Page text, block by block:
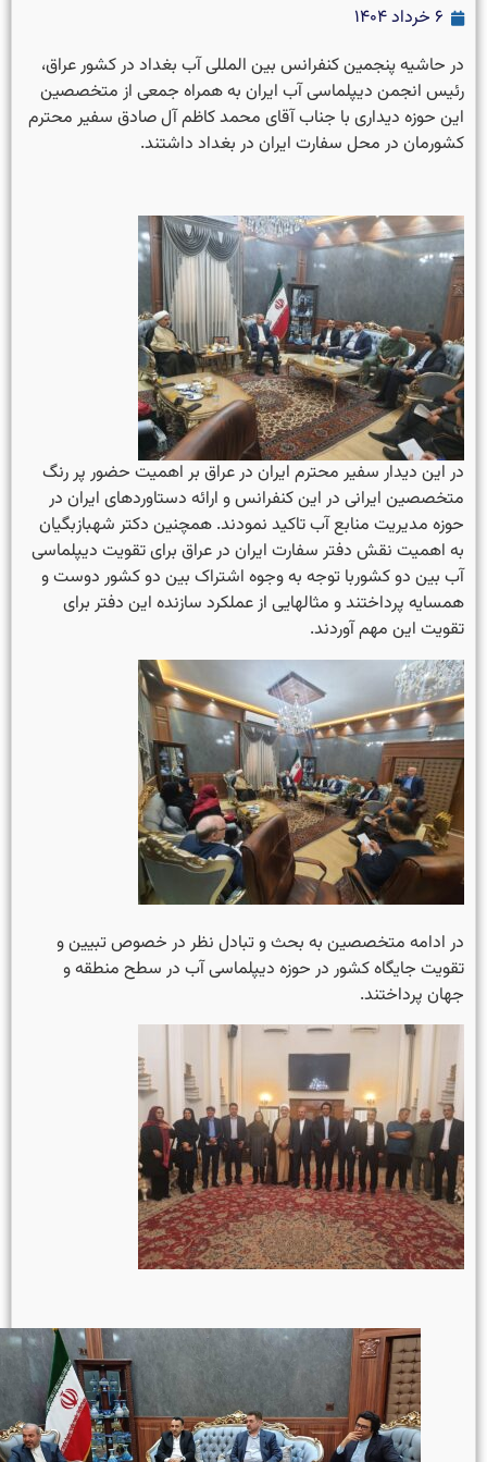
۶ خرداد ۱۴۰۴
در حاشیه پنجمین کنفرانس بین المللی آب بغداد در کشور عراق،
رئیس انجمن دیپلماسی آب ایران به همراه جمعی از متخصصین
این حوزه دیداری با جناب آقای محمد کاظم آل صادق سفیر محترم
کشورمان در محل سفارت ایران در بغداد داشتند.
در این دیدار سفیر محترم ایران در عراق بر اهمیت حضور پر رنگ‌
متخصصین ایرانی در این کنفرانس و ارائه دستاوردهای ایران در
حوزه مدیریت منابع آب تاکید نمودند. همچنین دکتر شهبازبگیان
به اهمیت نقش دفتر سفارت ایران در عراق برای تقویت دیپلماسی
آب بین دو کشوربا توجه به وجوه اشتراک بین دو کشور دوست و
همسایه پرداختند و مثالهایی از عملکرد سازنده این دفتر برای
تقویت این مهم آوردند.
در ادامه متخصصین به بحث و تبادل نظر در خصوص تبیین و
تقویت جایگاه کشور در حوزه دیپلماسی آب در سطح منطقه و
جهان پرداختند.